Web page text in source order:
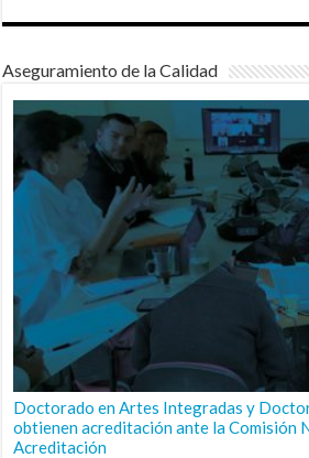
Aseguramiento de la Calidad
Doctorado en Artes Integradas y
obtienen acreditación ante la Comisión
Acreditación